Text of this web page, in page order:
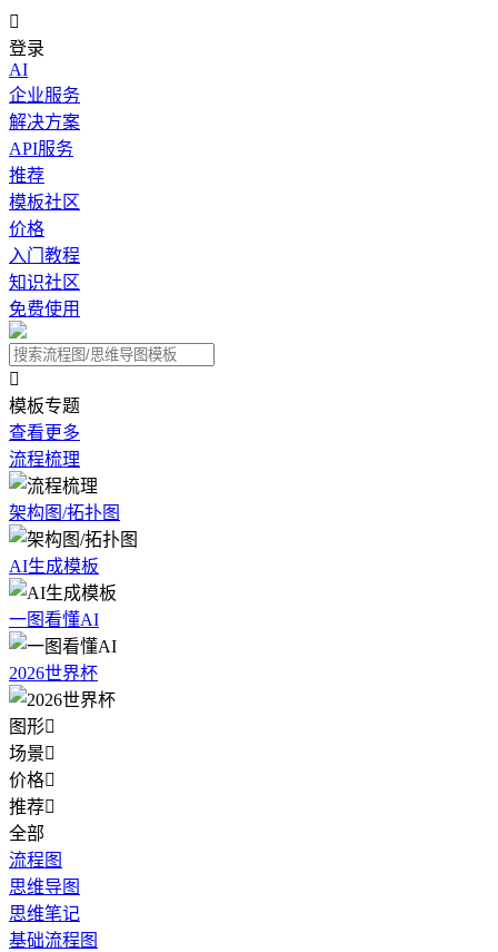

登录
AI
企业服务
解决方案
API服务
推荐
模板社区
价格
入门教程
知识社区
免费使用

模板专题
查看更多
流程梳理
架构图/拓扑图
AI生成模板
一图看懂AI
2026世界杯
图形
场景
价格
推荐
全部
流程图
思维导图
思维笔记
基础流程图